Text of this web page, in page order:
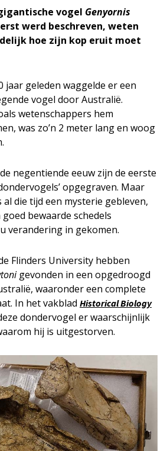
vogel Genyornis
werd beschreven, weten
hoe zijn kop eruit moet
jaar geleden waggelde er een
vogel door Australië.
wetenschappers hem
was zo’n 2 meter lang en woog
negentiende eeuw zijn de eerste
opgegraven. Maar
die tijd een mysterie gebleven,
bewaarde schedels
verandering in gekomen.
Flinders University hebben
gevonden in een opgedroogd
waaronder een complete
In het vakblad Historical Biology
dondervogel er waarschijnlijk
hij is uitgestorven.